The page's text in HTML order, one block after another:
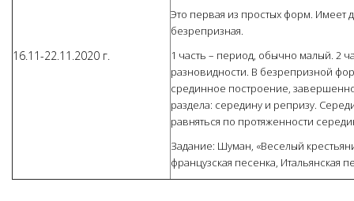
16.11-22.11.2020 г.
Это первая из простых форм. Имеет
безрепризная.
1 часть – период, обычно малый. 2
разновидности. В безрепризной
срединное построение,
раздела: середину и репризу.
равняться по протяженности
Задание: Шуман, «Веселый
французская песенка, Итальянская